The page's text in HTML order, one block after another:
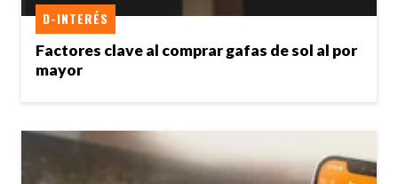
Factores clave al comprar gafas de sol al por
mayor
D-INTERÉS